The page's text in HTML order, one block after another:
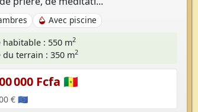
Avec piscine
habitable : 550 m2
du terrain : 350 m2
000 Fcfa 🇸🇳
€ 🇪🇺